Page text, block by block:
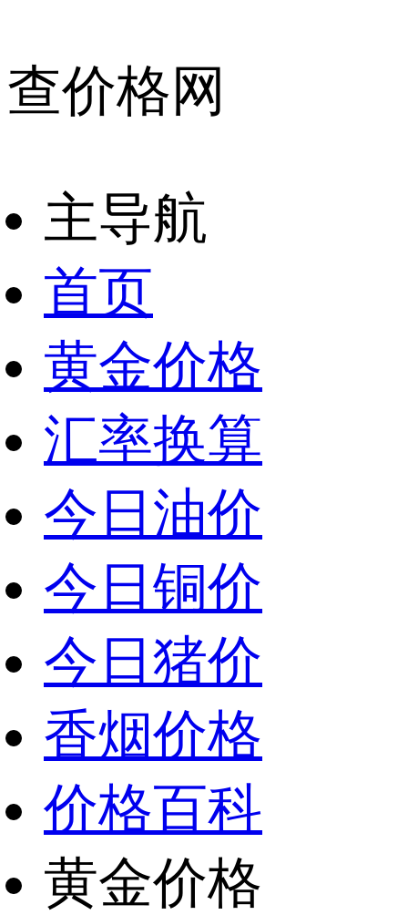
查价格网
主导航
首页
黄金价格
汇率换算
今日油价
今日铜价
今日猪价
香烟价格
价格百科
黄金价格